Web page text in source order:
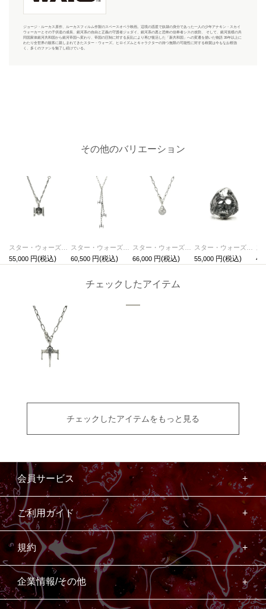
ジョージ・ルーカス原作、ルーカスフィルム作製のスペースオペラ映画。辺境の惑星で奴隷の身分であった一人の少年アナキン・スカイ
ウォーカーとその子供達の成長、銀河系の自由と正義の守護者ジェダイ、銀河系の悪と恐怖の信奉者シスの攻防、 そして、銀河規模の共
同国家体銀河共和国から銀河帝国へ変わり、帝国の圧制に対する反乱により再び復活した「新共和国」への変遷を描いた物語 35年以上に
わたり全世界の観客に親しまれてきたスター・ウォーズ。ヒロイズムとキャラクターの持つ無限の可能性に対する称賛は今もなお根強
く、多くのファンを魅了し続けている。
その他のバリエーション
スター・ウォーズ "STAR WARS™" TIE・アドバンストx1 ネックレス
55,000
スター・ウォーズ "STAR WARS™" TIE・ファイターネックレス
60,500
スター・ウォーズ "STAR WARS™" デス スター ネックレス シルバー925
66,000
スター・ウォーズ"STAR WARS™"ダース・ベイダー デスマスク リング/指輪
55,000
チェックしたアイテム
チェックしたアイテムをもっと見る
会員サービス
ご利用ガイド
規約
企業情報/その他